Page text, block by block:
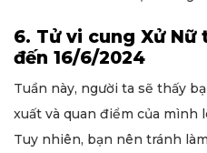
6. Tử vi cung Xử Nữ
đến 16/6/2024
Tuần này, người ta sẽ thấy
xuất và quan điểm của mình
Tuy nhiên, bạn nên tránh